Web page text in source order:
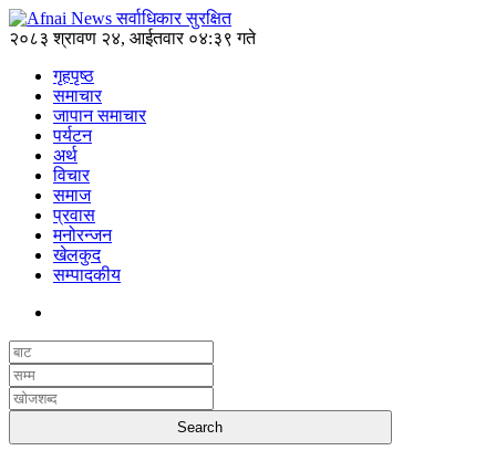
२०८३ श्रावण २४, आईतवार ०४:३९ गते
गृहपृष्ठ
समाचार
जापान समाचार
पर्यटन
अर्थ
विचार
समाज
प्रवास
मनोरन्जन
खेलकुद
सम्पादकीय